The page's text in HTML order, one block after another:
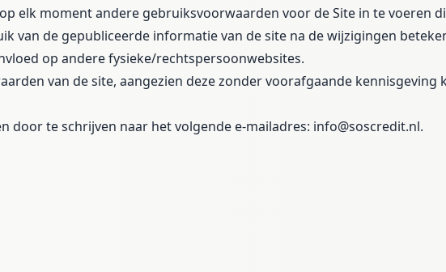
elk moment andere gebruiksvoorwaarden voor de Site in te voeren
van de gepubliceerde informatie van de site na de wijzigingen
op andere fysieke/rechtspersoonwebsites.
van de site, aangezien deze zonder voorafgaande
door te schrijven naar het volgende e-mailadres: info@soscredit.nl.